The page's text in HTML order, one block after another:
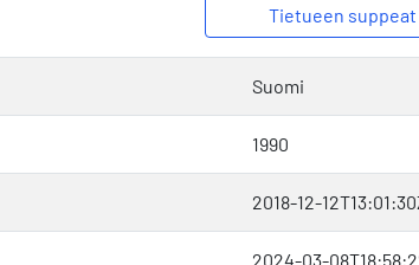
Tietueen
Suomi
1990
2018-12-
2024-03-